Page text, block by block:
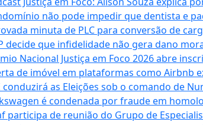
não pode impedir que dentista e
minuta de PLC para conversão de
decide que infidelidade não gera dano
Nacional Justiça em Foco 2026 abre
de imóvel em plataformas como Airbnb
conduzirá as Eleições sob o comando de
é condenada por fraude em
participa de reunião do Grupo de